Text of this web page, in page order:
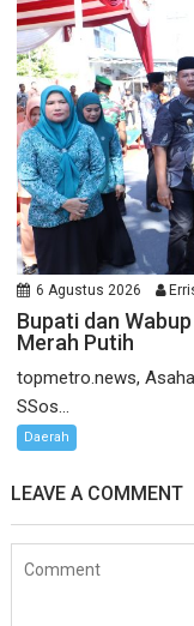
6 Agustus 2026
Bupati dan
Merah Putih
topmetro.news,
SSos...
Daerah
LEAVE A COMMENT